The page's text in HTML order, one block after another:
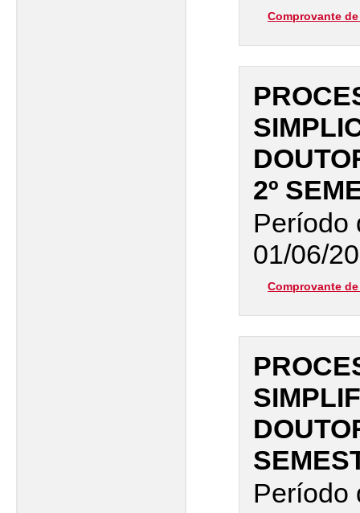
Comprovante
2º
Período
01/06/
Comprovante
Período